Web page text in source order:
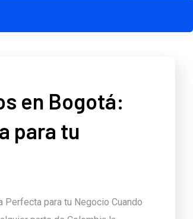
en Bogotá:
para tu
para tu Negocio Cuando